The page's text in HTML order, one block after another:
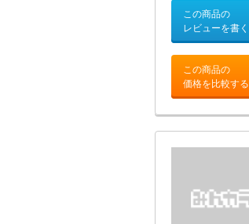
この商品の
レビューを書く
この商品の
価格を比較する